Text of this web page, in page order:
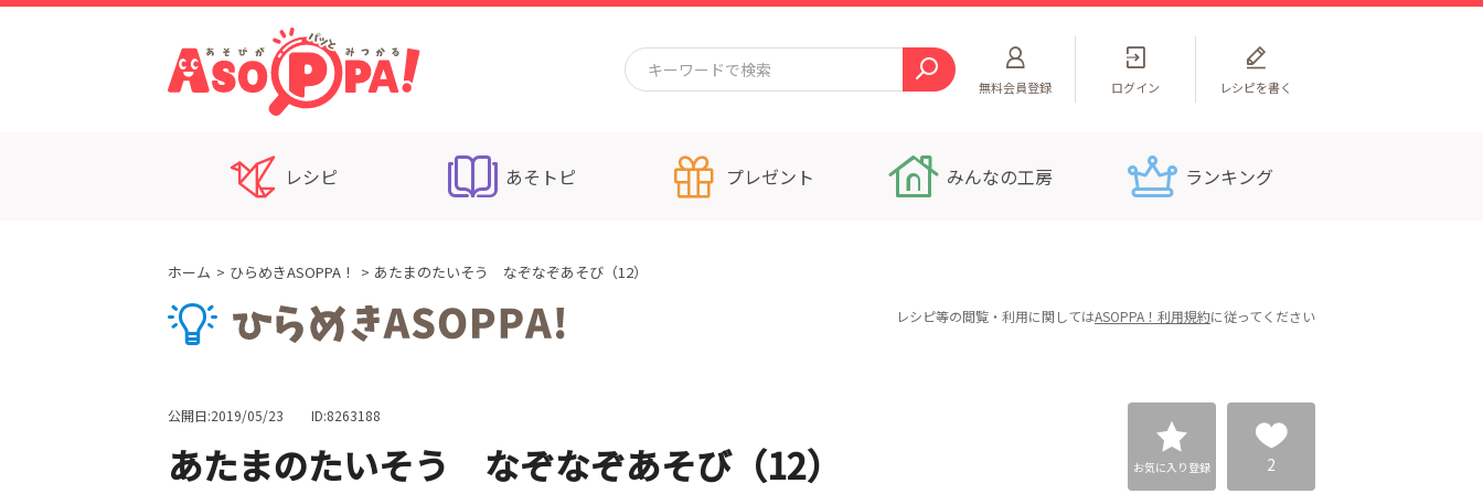
無料会員登録 ログイン レシピを書く
レシピ あそトピ プレゼント みんなの工房 ランキング
ホーム ひらめきASOPPA！ あたまのたいそう なぞなぞあそび（12）
レシピ等の閲覧・利用に関してはASOPPA！利用規約に従ってください
公開日:2019/05/23 ID:8263188
あたまのたいそう なぞなぞあそび（12） お気に入り登録 2